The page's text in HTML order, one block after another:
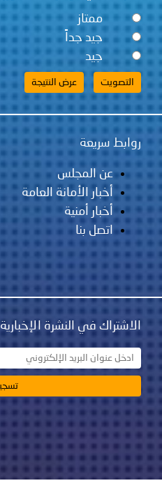
ممتاز
جيد جداً
جيد
روابط سريعة
عن المجلس
أخبار الأمانة العامة
أخبار أمنية
اتصل بنا
الاشتراك في النشرة الإخبارية